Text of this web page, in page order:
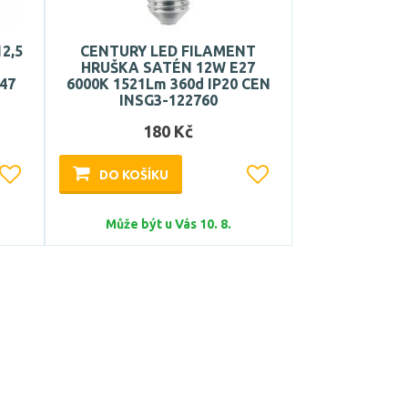
CENTURY LED FILAMENT
HRUŠKA SATÉN 12W E27
6000K 1521Lm 360d IP20 CEN
INSG3-122760
180 Kč
DO KOŠÍKU
Může být u Vás 10. 8.